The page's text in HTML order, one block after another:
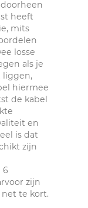
heeft
mits
losse
als je
liggen,
hiermee
de kabel
en
is dat
zijn
6
zijn
te kort.